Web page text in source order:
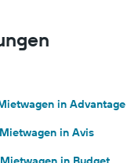
in Advantage
Mietwagen in Avis